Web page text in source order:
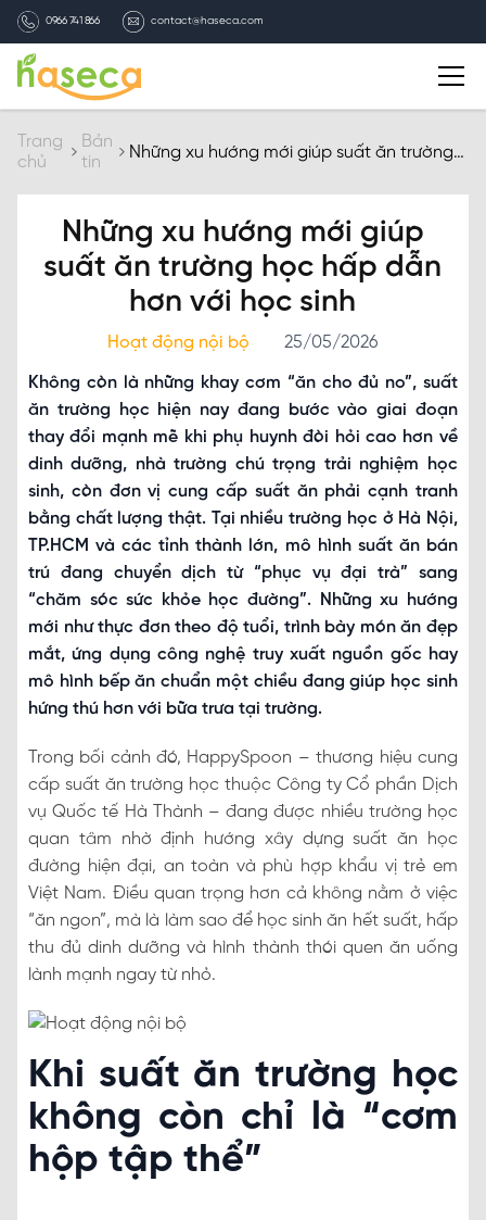
0966 741 866 contact@haseca.com
Giới thiệu
Chọn Haseca
Dịch vụ
Tuyển dụng
Liên hệ
Trang
chủ
Bản
tin
Những xu hướng mới giúp suất ăn trường
Những xu hướng mới giúp
suất ăn trường học hấp dẫn
hơn với học sinh
Hoạt động nội bộ 25/05/2026
Không còn là những khay cơm “ăn cho đủ no”, suất
ăn trường học hiện nay đang bước vào giai đoạn
thay đổi mạnh mẽ khi phụ huynh đòi hỏi cao hơn về
dinh dưỡng, nhà trường chú trọng trải nghiệm học
sinh, còn đơn vị cung cấp suất ăn phải cạnh tranh
bằng chất lượng thật. Tại nhiều trường học ở Hà Nội,
TP.HCM và các tỉnh thành lớn, mô hình suất ăn bán
trú đang chuyển dịch từ “phục vụ đại trà” sang
“chăm sóc sức khỏe học đường”. Những xu hướng
mới như thực đơn theo độ tuổi, trình bày món ăn đẹp
mắt, ứng dụng công nghệ truy xuất nguồn gốc hay
mô hình bếp ăn chuẩn một chiều đang giúp học sinh
hứng thú hơn với bữa trưa tại trường.
Trong bối cảnh đó, HappySpoon – thương hiệu cung
cấp suất ăn trường học thuộc Công ty Cổ phần Dịch
vụ Quốc tế Hà Thành – đang được nhiều trường học
quan tâm nhờ định hướng xây dựng suất ăn học
đường hiện đại, an toàn và phù hợp khẩu vị trẻ em
Việt Nam. Điều quan trọng hơn cả không nằm ở việc
“ăn ngon”, mà là làm sao để học sinh ăn hết suất, hấp
thu đủ dinh dưỡng và hình thành thói quen ăn uống
lành mạnh ngay từ nhỏ.
Khi suất ăn trường học
không còn chỉ là “cơm
hộp tập thể”